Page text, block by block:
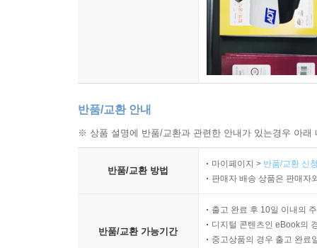
반품/교환 안내
※ 상품 설명에 반품/교환과 관련한 안내가 있는경우 아
반품/교환 방법
마이페이지 > 반품/교환 신
판매자 배송 상품은 판매자
반품/교환 가능기간
출고 완료 후 10일 이내의
디지털 콘텐츠인 eBook의
중고상품의 경우 출고 완료